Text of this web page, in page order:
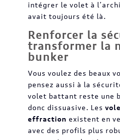
intégrer le volet à
avait toujours été là.
Renforcer la
transformer la
bunker
Vous voulez des beaux
pensez aussi à la
volet battant reste une
donc dissuasive. Les
effraction existent en
avec des profils plus